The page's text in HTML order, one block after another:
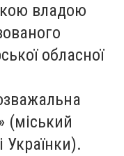
владою
обласної
(міський
Українки).